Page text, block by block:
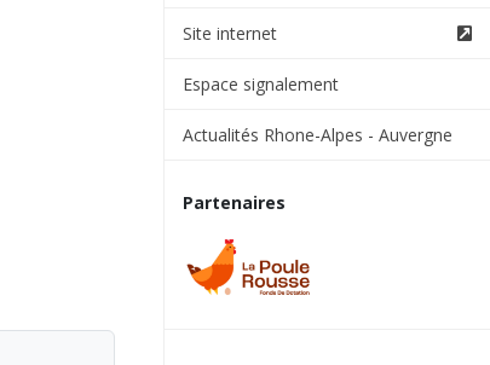
Site internet
Espace signalement
Actualités Rhone-Alpes - Auvergne
Partenaires